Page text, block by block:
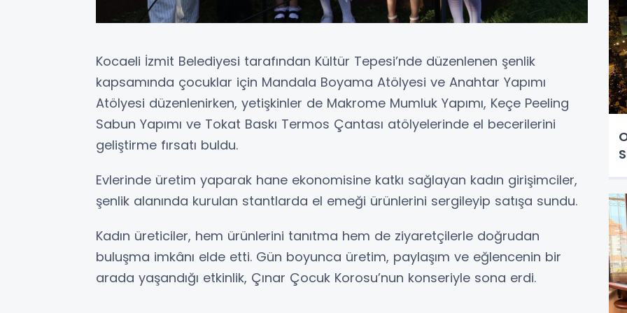
Kocaeli İzmit Belediyesi tarafından Kültür Tepesi’nde düzenlenen şenlik
kapsamında çocuklar için Mandala Boyama Atölyesi ve Anahtar Yapımı
Atölyesi düzenlenirken, yetişkinler de Makrome Mumluk Yapımı, Keçe Peeling
Sabun Yapımı ve Tokat Baskı Termos Çantası atölyelerinde el becerilerini
geliştirme fırsatı buldu.
Evlerinde üretim yaparak hane ekonomisine katkı sağlayan kadın girişimciler,
şenlik alanında kurulan stantlarda el emeği ürünlerini sergileyip satışa sundu.
Kadın üreticiler, hem ürünlerini tanıtma hem de ziyaretçilerle doğrudan
buluşma imkânı elde etti. Gün boyunca üretim, paylaşım ve eğlencenin bir
arada yaşandığı etkinlik, Çınar Çocuk Korosu’nun konseriyle sona erdi.